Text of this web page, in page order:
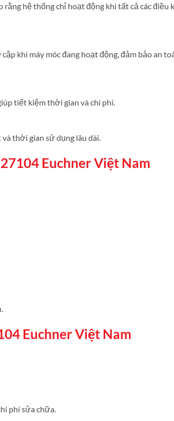
hệ thống chỉ hoạt động khi tất cả các điều
khi máy móc đang hoạt động, đảm bảo an
tiết kiệm thời gian và chi phí.
thời gian sử dụng lâu dài.
Euchner Việt Nam
Euchner Việt Nam
phí sửa chữa.